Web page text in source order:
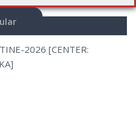
2026 [CENTER: